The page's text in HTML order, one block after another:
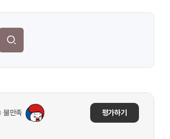
불만족 평가하기